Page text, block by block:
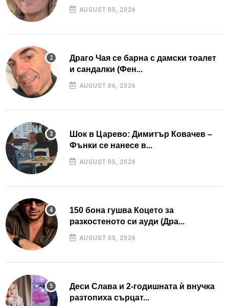
AUGUST 05, 2026
Драго Чая се барна с дамски тоалет
и сандалки (Фен...
AUGUST 06, 2026
Шок в Царево: Димитър Ковачев –
Фънки се нанесе в...
AUGUST 05, 2026
150 бона гушва Коцето за
разкостеното си ауди (Дра...
AUGUST 05, 2026
Деси Слава и 2-годишната ѝ внучка
разтопиха сърцат...